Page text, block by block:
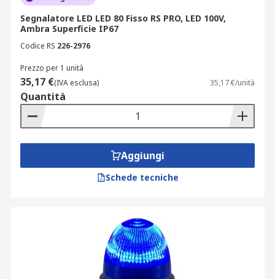
Segnalatore LED LED 80 Fisso RS PRO, LED 100V,
Ambra Superficie IP67
Codice RS 226-2976
Prezzo per 1 unità
35,17 €(IVA esclusa) 35,17 €/unità
Quantità
Aggiungi
Schede tecniche